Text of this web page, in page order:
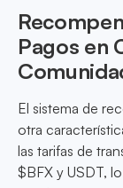
Pagos en
El sistema de
otra
las tarifas de
$BFX y USDT,